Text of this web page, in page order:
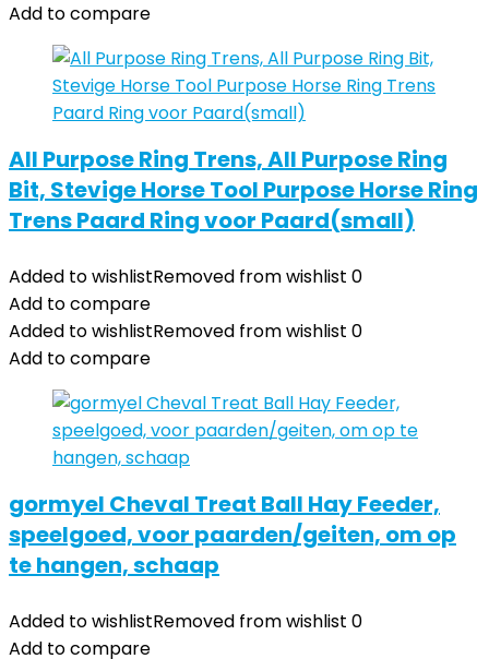
Add to compare
All Purpose Ring Trens, All Purpose Ring
Bit, Stevige Horse Tool Purpose Horse Ring
Trens Paard Ring voor Paard(small)
Added to wishlistRemoved from wishlist 0
Add to compare
Added to wishlistRemoved from wishlist 0
Add to compare
gormyel Cheval Treat Ball Hay Feeder,
speelgoed, voor paarden/geiten, om op
te hangen, schaap
Added to wishlistRemoved from wishlist 0
Add to compare